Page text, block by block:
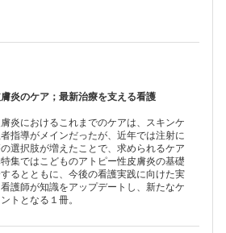
態と診断・重症度……福家辰樹
膚炎における全身療法の基礎知識……井上祐三
食物アレルギー……堀向健太
症外用薬を含めて……津田浩和
身療法の多様化；生物学的製剤と経口JAK 阻
な知識】
つこどものセルフケア能力の発達……杉村篤士
しい治療をこども・家族にどう説明し，どう支
つこどもの注射へのチャレンジを支える；5P
膚炎のケア；最新治療を支える看護
炎におけるこれまでのケアは、スキンケ
指導がメインだったが、近年では注射に
選択肢が増えたことで、求められるケア
集ではこどものアトピー性皮膚炎の基礎
るとともに、今後の看護実践に向けた実
護師が知識をアップデートし、新たなケ
トとなる１冊。